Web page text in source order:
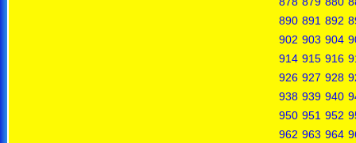
890 891 892
902 903 904
914 915 916
926 927 928
938 939 940
950 951 952
962 963 964